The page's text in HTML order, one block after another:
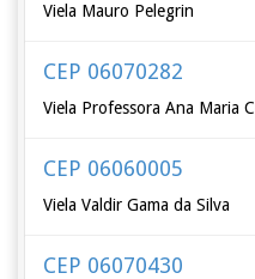
Viela Mauro Pelegrin
CEP 06070282
Viela Professora Ana Maria
CEP 06060005
Viela Valdir Gama da Silva
CEP 06070430